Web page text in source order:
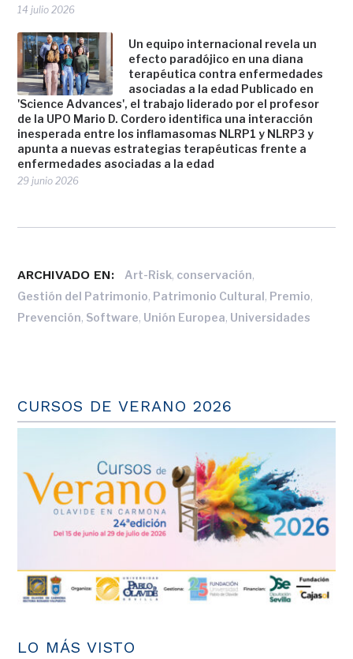
14 julio 2026
Un equipo internacional revela un
efecto paradójico en una diana
terapéutica contra enfermedades
asociadas a la edad Publicado en
'Science Advances', el trabajo liderado por el profesor
de la UPO Mario D. Cordero identifica una interacción
inesperada entre los inflamasomas NLRP1 y NLRP3 y
apunta a nuevas estrategias terapéuticas frente a
enfermedades asociadas a la edad
29 junio 2026
ARCHIVADO EN: Art-Risk, conservación,
Gestión del Patrimonio, Patrimonio Cultural, Premio,
Prevención, Software, Unión Europea, Universidades
CURSOS DE VERANO 2026
LO MÁS VISTO